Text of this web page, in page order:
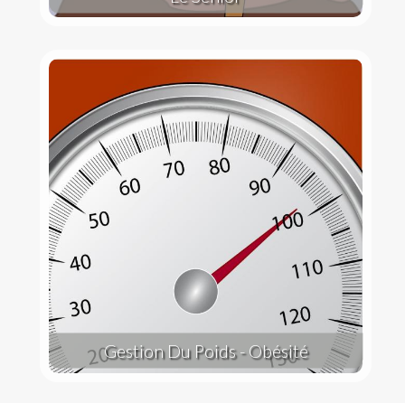
Gestion Du Poids - Obésité